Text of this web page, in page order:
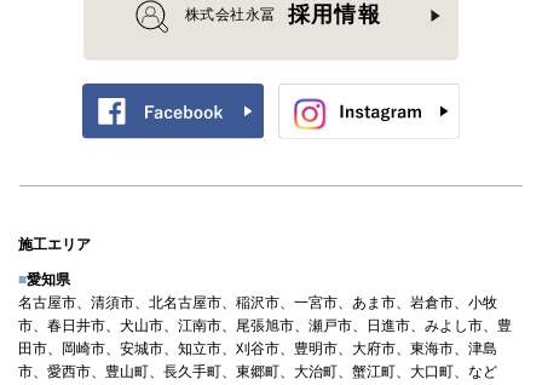
株式会社永冨 採用情報
施工エリア
■愛知県
名古屋市、清須市、北名古屋市、稲沢市、一宮市、あま市、岩倉市、小牧
市、春日井市、犬山市、江南市、尾張旭市、瀬戸市、日進市、みよし市、豊
田市、岡崎市、安城市、知立市、刈谷市、豊明市、大府市、東海市、津島
市、愛西市、豊山町、長久手町、東郷町、大治町、蟹江町、大口町、など